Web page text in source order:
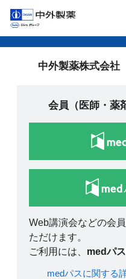
中外製薬株式会
会員（医師・薬
Web講演会などの会
ただけます。
ご利用には、 medパ
medパスに関する